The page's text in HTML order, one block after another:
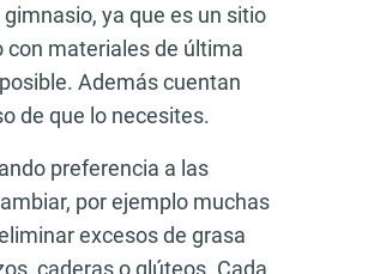
ya que es un sitio
materiales de última
Además cuentan
de que lo necesites.
preferencia a las
por ejemplo muchas
excesos de grasa
caderas o glúteos. Cada